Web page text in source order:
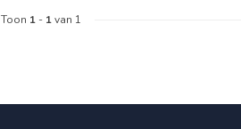
Toon 1 - 1van 1